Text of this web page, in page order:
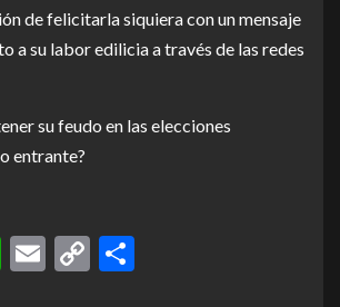
de felicitarla siquiera con un mensaje
a su labor edilicia a través de las redes
su feudo en las elecciones
entrante?
WhatsApp
Email
Copy